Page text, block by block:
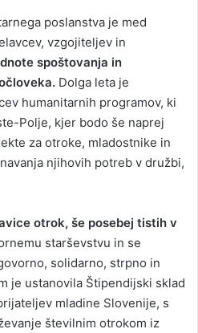
poslanstva je med
vzgojiteljev in
spoštovanja in
Dolga leta je
humanitarnih programov, ki
Polje, kjer bodo še naprej
za otroke, mladostnike in
njihovih potreb v družbi,
otrok, še posebej tistih v
starševstvu in se
solidarno, strpno in
je ustanovila Štipendijski sklad
mladine Slovenije, s
številnim otrokom iz